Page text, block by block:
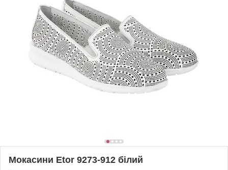
Мокасини Etor 9273-912 білий